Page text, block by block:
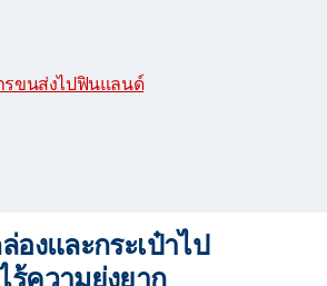
ขนส่งไปฟินแลนด์
องและกระเป๋าไป